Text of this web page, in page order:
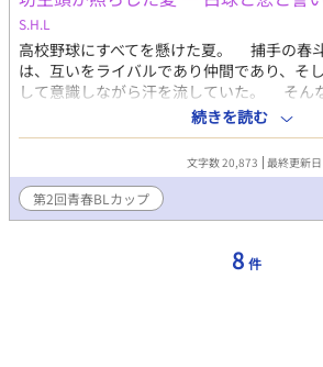
宮 柊也（すずみや とうや
（いたばし） 高三 ★宇都宮
高校サッカー部 堤下 天馬 （つつ
三 ★康応（こうおう）高校サッカー
（いがらし かける） 高三 ★康応
宮 麟太郎（すずみや りんたろう） 中
S.H.L
高校野球にすべてを懸けた夏。 捕手の春
は、互いをライバルであり仲間であり、そ
して意識しながら汗を流していた。 そん
チームのマネージャー・真希。彼女は自ら
ングヘアをばっさり切り落とし、やがて
撃と決意がチームを一つにし、彼らを勝
を追いかける日々の中で芽生えた春斗と
主頭を輝かせる真希の存在が、友情と恋愛
る。 勝利と涙、告白と誓い、そして数
続きを読む
文字数 20,873 最終更新
第2回青春BLカップ
8 件